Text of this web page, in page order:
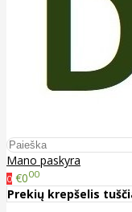
Mano paskyra
0 €000
Prekių krepšelis